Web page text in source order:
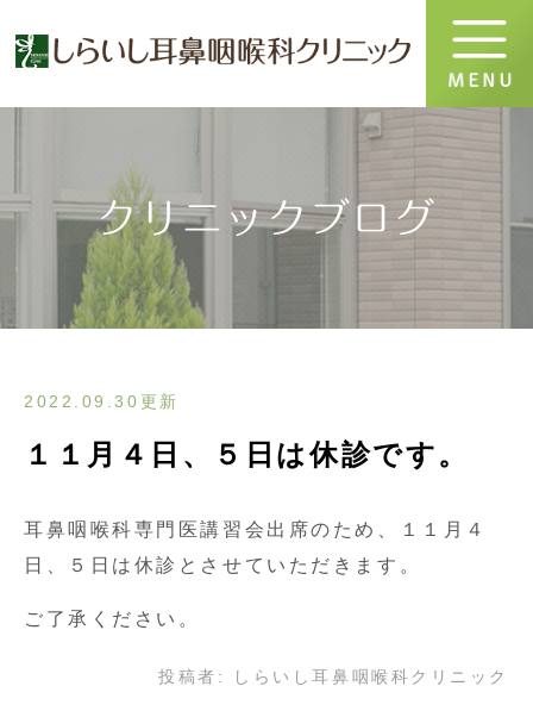
クリニックブログ
2022.09.30更新
１１月４日、５日は休診です。
耳鼻咽喉科専門医講習会出席のため、１１月４
日、５日は休診とさせていただきます。
ご了承ください。
投稿者: しらいし耳鼻咽喉科クリニック